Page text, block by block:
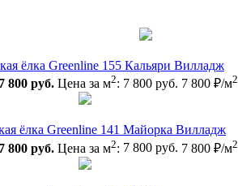
ёлка Greenline 155 Кальяри Вилладж
7 800 руб. Цена за м2: 7 800 руб. 7 800 ₽/м2
ёлка Greenline 141 Майорка Вилладж
7 800 руб. Цена за м2: 7 800 руб. 7 800 ₽/м2